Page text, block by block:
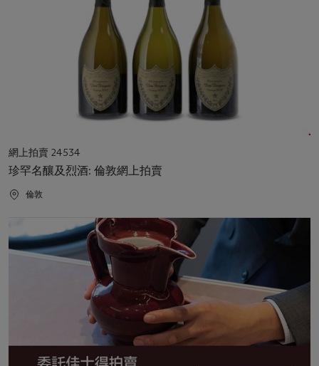
活
動
類
型
網上拍賣 24534
珍罕名釀及烈酒: 倫敦網上拍賣
活
倫敦